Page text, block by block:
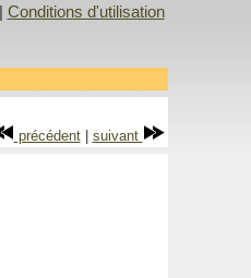
Conditions d'utilisation
précédent| suivant